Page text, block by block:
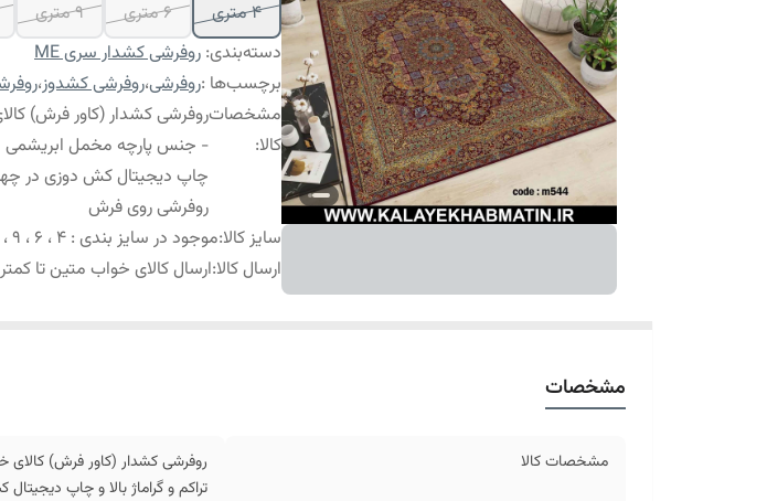
4 متری
6 متری 9 متری
دسته‌بندی: روفرشی کشدار سری ME
برچسب‌ها :روفرشی،روفرشی کشدوز،
مشخصات
کالا:
روفرشی کشدار (کاور فرش)
- جنس پارچه مخمل ابریشمی
چاپ دیجیتال کش دوزی در
روفرشی روی فرش
سایز کالا:موجود در سایز بندی : 4 ، 6 ، 9 ، 12 متری
ارسال کالا:ارسال کالای خواب متین تا کمتر از 30 روز کاری
مشخصات
مشخصات کالا
روفرشی کشدار (کاور فرش)
تراکم و گراماژ بالا و چاپ